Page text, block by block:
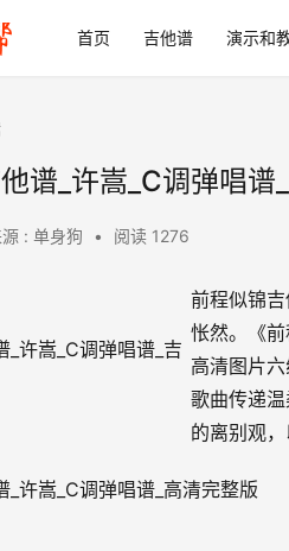
首页 吉他谱 演示和
谱_许嵩_C调弹唱谱
: 单身狗 • 阅读 1276
前程似锦
怅然。《
高清图片六
歌曲传递
的离别观